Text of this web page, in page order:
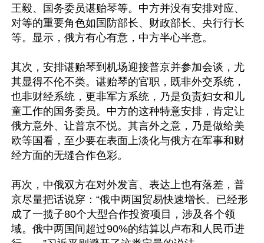
王毅、国务委员谌贻琴等。中方并没有安排对应、
对等的重要角色如国防部长、财政部长、央行行长
等。显示，俄方有心有意，中方半心半意。
其次，安排谌贻琴到机场迎接普京并参加会谈，尤
其显得不伦不类。谌贻琴的官职，既非外交系统，
也非财经系统，更非军方系统，乃是负责妇女和儿
童工作的国务委员。中方的这种特意安排，肯定让
俄方意外、让普京不悦。其言外之意，乃是做给美
欧等国看，至少要在表面上淡化与俄方在军事和财
经方面的无缝合作色彩。
再次，中俄双方在对外发言、表达上也有落差，普
京尽量把话说穿：“俄中两国贸易快速增长。已经形
成了一揽子80个大型合作投资项目，涉及各个领
域。俄中两国间超过90%的结算以卢布和人民币进